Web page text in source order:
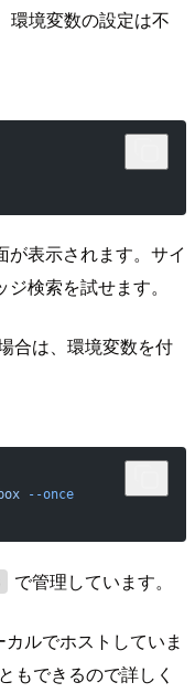
環境変数の設定は不
表示されます。サイ
検索を試せます。
合は、環境変数を付
--once
で管理しています。
ルでホストしていま
もできるので詳しく